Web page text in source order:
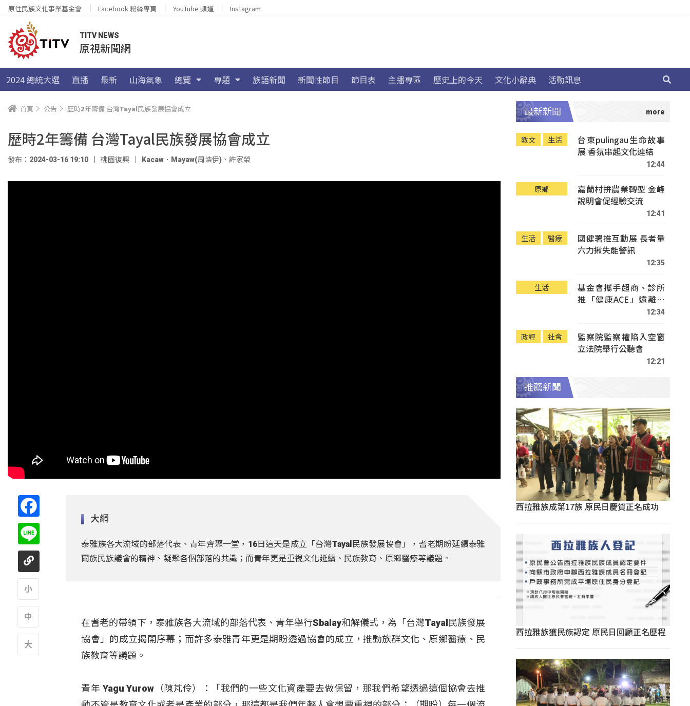
原住民族文化事業基金會 Facebook 粉絲專頁 YouTube 頻道 Instagram
TITV NEWS
原視新聞網
2024 總統大選 直播 最新 山海氣象 總覽 專題 族語新聞 新聞性節目 節目表 主播專區 歷史上的今天 文化小辭典 活動訊息
首頁 公告 歷時2年籌備 台灣Tayal民族發展協會成立
歷時2年籌備 台灣Tayal民族發展協會成立
發布：2024-03-16 19:10 桃園復興 Kacaw．Mayaw(周浩伊) 、 許家榮
大綱
泰雅族各大流域的部落代表、青年齊聚一堂，16日這天是成立「台灣Tayal民族發展協會」，耆老期盼延續泰雅
爾族民族議會的精神、凝聚各個部落的共識；而青年更是重視文化延續、民族教育、原鄉醫療等議題。
在耆老的帶領下，泰雅族各大流域的部落代表、青年舉行Sbalay和解儀式，為「台灣Tayal民族發展
協會」的成立揭開序幕；而許多泰雅青年更是期盼透過協會的成立，推動族群文化、原鄉醫療、民
族教育等議題。
青年 Yagu Yurow（陳芃伶）：「我們的一些文化資產要去做保留，那我們希望透過這個協會去推
最新新聞
教文 生活
台東pulingau生命故事
展 香氛串起文化連結
12:44
原鄉
嘉蘭村拚農業轉型 金峰
說明會促經驗交流
12:41
生活 醫療
國健署推互動展 長者量
六力揪失能警訊
12:35
生活
基金會攜手超商、診所
推「健康ACE」遠離疾
12:34
政經 社會
監察院監察權陷入空窗
立法院舉行公聽會
12:21
推薦新聞
西拉雅族成第17族 原民日慶賀正名成功
西拉雅族獲民族認定 原民日回顧正名歷程